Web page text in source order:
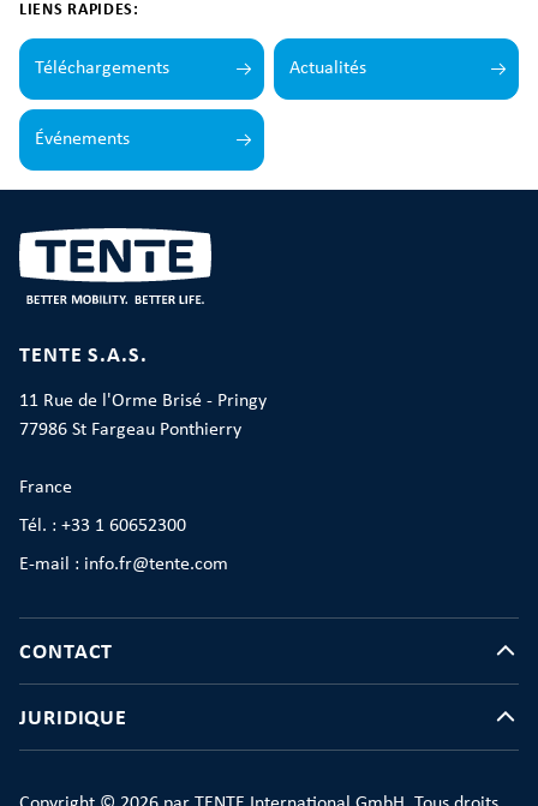
LIENS RAPIDES:
Téléchargements Actualités
Événements
TENTE S.A.S.
11 Rue de l'Orme Brisé - Pringy
77986 St Fargeau Ponthierry
France
Tél. : +33 1 60652300
E-mail : info.fr@tente.com
CONTACT
JURIDIQUE